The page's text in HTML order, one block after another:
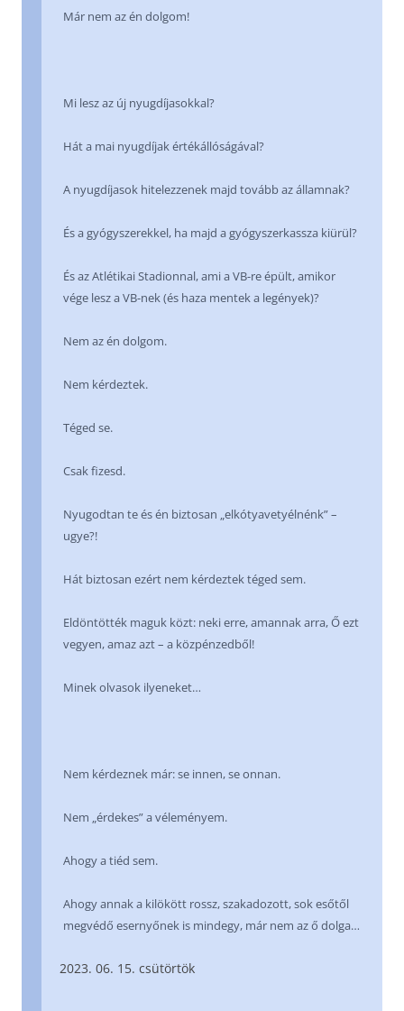
Már nem az én dolgom!
Mi lesz az új nyugdíjasokkal?
Hát a mai nyugdíjak értékállóságával?
A nyugdíjasok hitelezzenek majd tovább az államnak?
És a gyógyszerekkel, ha majd a gyógyszerkassza kiürül?
És az Atlétikai Stadionnal, ami a VB-re épült, amikor
vége lesz a VB-nek (és haza mentek a legények)?
Nem az én dolgom.
Nem kérdeztek.
Téged se.
Csak fizesd.
Nyugodtan te és én biztosan „elkótyavetyélnénk” –
ugye?!
Hát biztosan ezért nem kérdeztek téged sem.
Eldöntötték maguk közt: neki erre, amannak arra, Ő ezt
vegyen, amaz azt – a közpénzedből!
Minek olvasok ilyeneket…
Nem kérdeznek már: se innen, se onnan.
Nem „érdekes” a véleményem.
Ahogy a tiéd sem.
Ahogy annak a kilökött rossz, szakadozott, sok esőtől
megvédő esernyőnek is mindegy, már nem az ő dolga…
06. 15. csütörtök